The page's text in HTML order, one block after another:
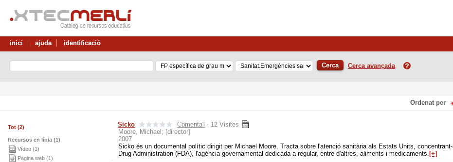
inici ajuda identificació
Cerca Cerca avançada
Ordenat per
Tot (2)
Recursos en línia (1)
Vídeo (1)
Pàgina web (1)
Sicko Comenta'l - 12 Visites
Moore, Michael; [director]
2007
Sicko és un documental polític dirigit per Michael Moore. Tracta sobre l'atenció sanitària als Estats Units,
Drug Administration (FDA), l'agència governamental dedicada a regular, entre d'altres, aliments i medicaments. [+]